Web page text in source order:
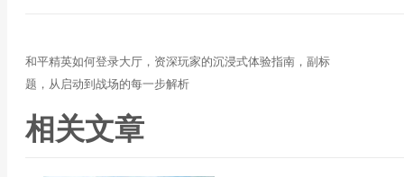
和平精英如何登录大厅，资深玩家的沉浸式体验指南，副标
题，从启动到战场的每一步解析
相关文章